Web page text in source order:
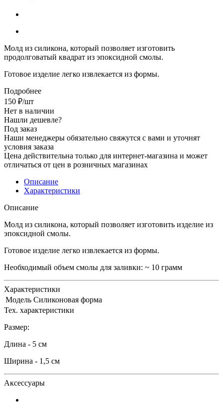
Молд из силикона, который позволяет изготовить
продолговатый квадрат из эпоксидной смолы.
Готовое изделие легко извлекается из формы.
Подробнее
150 ₽/шт
Нет в наличии
Нашли дешевле?
Под заказ
Наши менеджеры обязательно свяжутся с вами и уточнят
условия заказа
Цена действительна только для интернет-магазина и может
отличаться от цен в розничных магазинах
Описание
Характеристики
Описание
Молд из силикона, который позволяет изготовить изделие из
эпоксидной смолы.
Готовое изделие легко извлекается из формы.
Необходимый объем смолы для заливки: ~ 10 грамм
Характеристики
Модель Силиконовая форма
Тех. характеристики
Размер:
Длина - 5 см
Ширина - 1,5 см
Аксессуары